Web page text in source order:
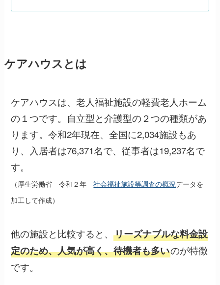
ケアハウスとは
ケアハウスは、老人福祉施設の軽費老人ホーム
の１つです。自立型と介護型の２つの種類があ
ります。令和2年現在、全国に2,034施設もあ
り、入居者は76,371名で、従事者は19,237名で
す。
（厚生労働省 令和２年社会福祉施設等調査の概況データを
加工して作成）
他の施設と比較すると、リーズナブルな料金設
定のため、人気が高く、待機者も多いのが特徴
です。